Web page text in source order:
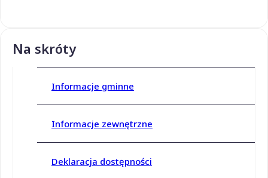
Na skróty
Informacje gminne
Informacje zewnętrzne
Deklaracja dostępności